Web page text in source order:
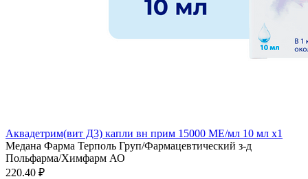
Аквадетрим(вит Д3) капли вн прим 15000 МЕ/мл 10 мл x1
Медана Фарма Терполь Груп/Фармацевтический з-д
Польфарма/Химфарм АО
220.40 ₽